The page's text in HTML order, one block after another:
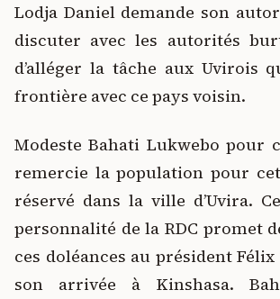
Lodja Daniel demande son
discuter avec les autorités
d’alléger la tâche aux Uvirois
frontière avec ce pays voisin.
Modeste Bahati Lukwebo pour
remercie la population pour
réservé dans la ville d’Uvira.
personnalité de la RDC promet
ces doléances au président
son arrivée à Kinshasa.